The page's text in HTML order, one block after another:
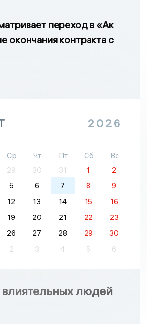
переход в «Ак
окончания контракта с
2026
Ср Чт Пт Сб
Вс
29 30 31 1
2
5 6 7 8
9
12 13 14 15
16
19 20 21 22
23
26 27 28 29
30
2 3 4 5 6
людей